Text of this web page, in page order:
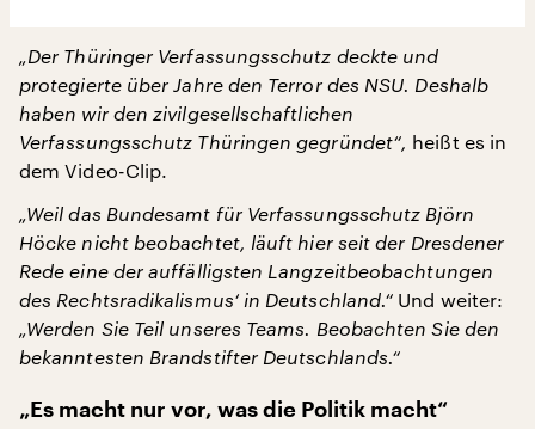
„Der Thüringer Verfassungsschutz deckte und
protegierte über Jahre den Terror des NSU. Deshalb
haben wir den zivilgesellschaftlichen
Verfassungsschutz Thüringen gegründet“, heißt es in
dem Video-Clip.
„Weil das Bundesamt für Verfassungsschutz Björn
Höcke nicht beobachtet, läuft hier seit der Dresdener
Rede eine der auffälligsten Langzeitbeobachtungen
des Rechtsradikalismus‘ in Deutschland.“ Und weiter:
„Werden Sie Teil unseres Teams. Beobachten Sie den
bekanntesten Brandstifter Deutschlands.“
„Es macht nur vor, was die Politik macht“